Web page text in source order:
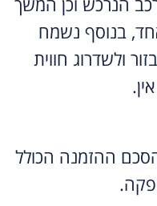
בנוסף נשמח
ולשדרוג חווית
ההזמנה הכולל